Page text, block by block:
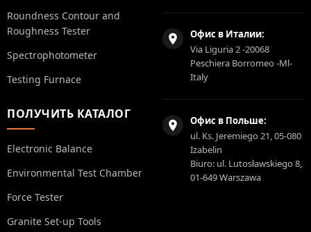
Roundness Contour and
Roughness Tester
Spectrophotometer
Testing Furnace
ПОЛУЧИТЬ КАТАЛОГ
Electronic Balance
Environmental Test Chamber
Force Tester
Granite Set-up Tools
Офис в Италии:
Via Liguria 2 -20068
Peschiera Borromeo -Ml-
Italy
Офис в Польше:
ul. Ks. Jeremiego 21, 05-080
Izabelin
Biuro: ul. Lutosławskiego 8,
01-649 Warszawa